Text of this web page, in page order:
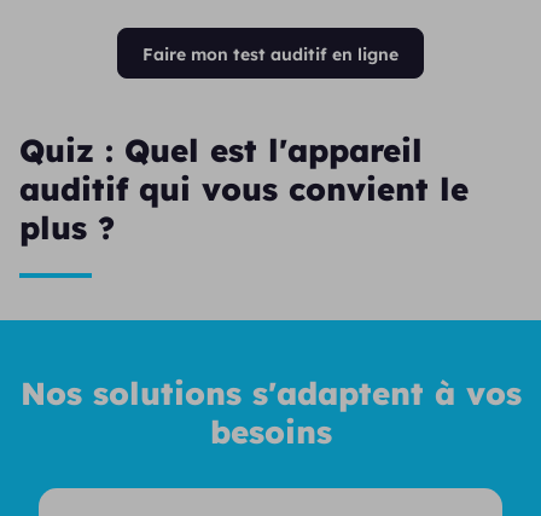
Faire mon test auditif en ligne
Quiz : Quel est l'appareil
auditif qui vous convient le
plus ?
Nos solutions s'adaptent à vos
besoins